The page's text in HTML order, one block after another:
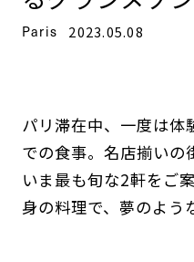
Paris 2023.05.08
パリ滞在中、一度は体
での食事。名店揃いの
いま最も旬な2軒をご
身の料理で、夢のよう